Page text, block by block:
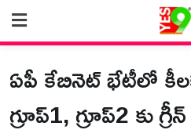
content
ఏపీ కేబినెట్ భేటీలో
గ్రూప్1, గ్రూప్2 కు